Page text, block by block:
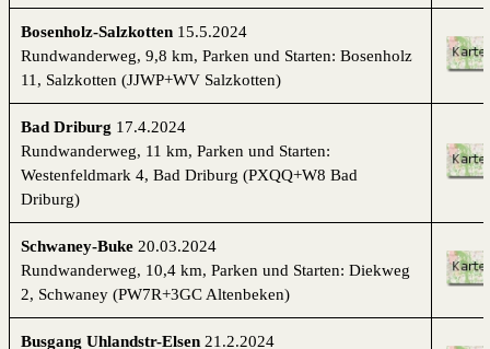
Bosenholz-Salzkotten 15.5.2024
Rundwanderweg, 9,8 km, Parken und Starten: Bosenholz
11, Salzkotten (JJWP+WV Salzkotten)
Bad Driburg 17.4.2024
Rundwanderweg, 11 km, Parken und Starten:
Westenfeldmark 4, Bad Driburg (PXQQ+W8 Bad
Driburg)
Schwaney-Buke 20.03.2024
Rundwanderweg, 10,4 km, Parken und Starten: Diekweg
2, Schwaney (PW7R+3GC Altenbeken)
Busgang Uhlandstr-Elsen 21.2.2024